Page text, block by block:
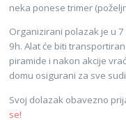
neka ponese trimer
Organizirani polazak je u
9h. Alat će biti
piramide i nakon akcije
domu osigurani za sve
Svoj dolazak obavezno
se!